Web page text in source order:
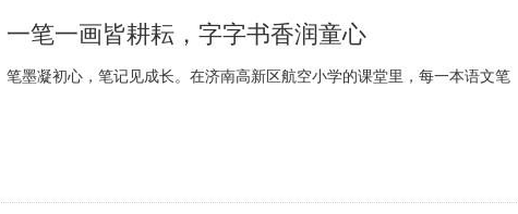
一笔一画皆耕耘，字字书香润童心
笔墨凝初心，笔记见成长。在济南高新区航空小学的课堂里，每一本语文笔